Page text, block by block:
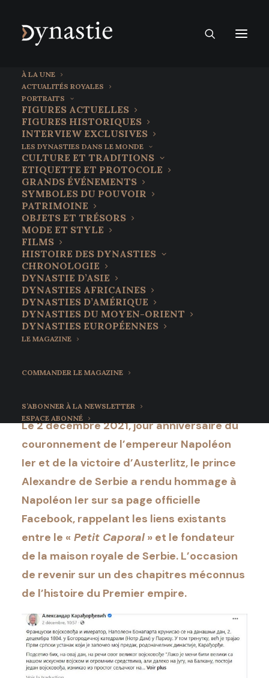
À LA UNE
ACTUALITÉS ROYALES
PORTRAITS
FIGURES ACTUELLES
FIGURES HISTORIQUES
INTERVIEW EXCLUSIVES
LES DYNASTIES DANS LE MONDE
CULTURE ET TRADITIONS
ETIQUETTE ET PROTOCOLE
GRANDS ÉVÉNEMENTS
SYMBOLES DU POUVOIR
PATRIMOINE
OBJETS ET TRÉSORS
MODE ET STYLE
FILMS
HISTOIRE DES DYNASTIES
CHRONOLOGIE
DYNASTIE D’ASIE
DYNASTIES AFRICAINES
DYNASTIES D’AMÉRIQUE
DYNASTIES DU MOYEN-ORIENT
DYNASTIES EUROPÉENNES
LE MAGAZINE
COMMANDER LE MAGAZINE
S’ABONNER À LA NEWSLETTER
ESPACE ABONNÉ
Le prince Alexandre de
Serbie rend hommage
à Napoléon Ier
Le 2 décembre 2021, jour anniversaire du
couronnement de l’empereur Napoléon
Ier et de la victoire d’Austerlitz, le prince
Alexandre de Serbie a rendu hommage à
Napoléon Ier sur sa page officielle
Facebook, rappelant les liens existants
entre le « Petit Caporal » et le fondateur
de la maison royale de Serbie. L’occasion
de revenir sur un des chapitres méconnus
de l’histoire du Premier empire.